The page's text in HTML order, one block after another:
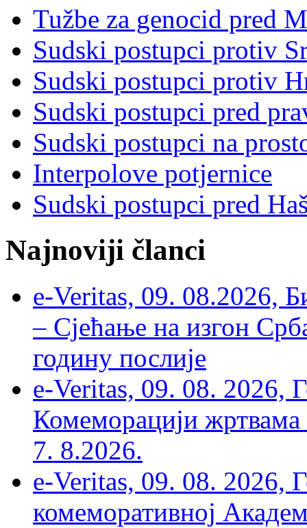
Tužbe za genocid pred
Sudski postupci protiv
Sudski postupci protiv
Sudski postupci pred
Sudski postupci na
Interpolove potjernice
Sudski postupci pred
Najnoviji članci
e-Veritas, 09. 08.2026,
– Сјећање на изгон
годину послије
e-Veritas, 09. 08. 2026,
Комеморацији жртвама
7. 8.2026.
e-Veritas, 09. 08. 2026,
комеморативној